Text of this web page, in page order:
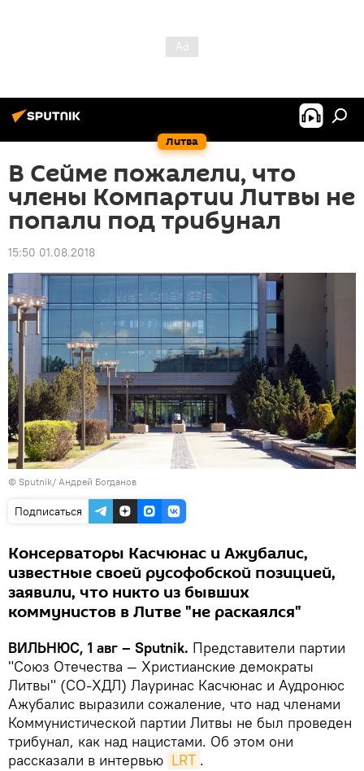
Литва
В Сейме пожалели, что
члены Компартии Литвы не
попали под трибунал
15:50 01.08.2018
© Sputnik/ Андрей Богданов
Подписаться
Консерваторы Касчюнас и Ажубалис,
известные своей русофобской позицией,
заявили, что никто из бывших
коммунистов в Литве "не раскаялся"
ВИЛЬНЮС, 1 авг – Sputnik. Представители партии
"Союз Отечества — Христианские демократы
Литвы" (СО-ХДЛ) Лауринас Касчюнас и Аудронюс
Ажубалис выразили сожаление, что над членами
Коммунистической партии Литвы не был проведен
трибунал, как над нацистами. Об этом они
рассказали в интервью LRT .